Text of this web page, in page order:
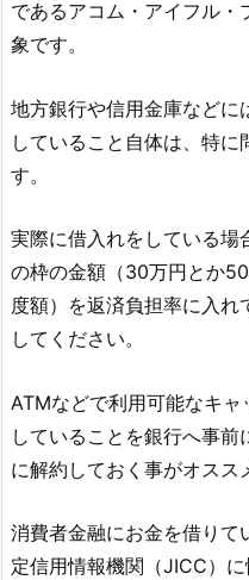
であるアコム・アイフル
象です。
地方銀行や信用金庫などに
していること自体は、特に
す。
実際に借入れをしている場
の枠の金額（30万円とか
度額）を返済負担率に入
してください。
ATMなどで利用可能なキ
していることを銀行へ事
に解約しておく事がオスス
消費者金融にお金を借りて
定信用情報機関（JICC）